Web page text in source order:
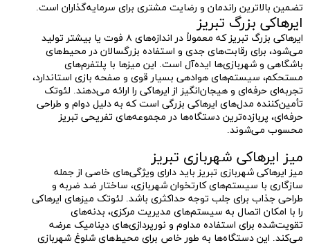
تضمین بالاترین راندمان و رضایت مشتری برای سرمایه‌گذاران است.
ایرهاکی بزرگ تبریز
ایرهاکی بزرگ تبریز که معمولاً در اندازه‌های ۸ فوت یا بیشتر تولید
می‌شود، برای رقابت‌های جدی و استفاده بزرگسالان در محیط‌های
باشگاهی و شهربازی‌ها ایده‌آل است. این میزها با پلتفرم‌های
مستحکم، سیستم‌های هوادهی بسیار قوی و صفحه بازی استاندارد،
تجربه‌ای حرفه‌ای و هیجان‌انگیز از ایرهاکی را ارائه می‌دهند. لئوتک
تأمین‌کننده مدل‌های ایرهاکی بزرگی است که به دلیل دوام و طراحی
حرفه‌ای، پربازده‌ترین دستگاه‌ها در مجموعه‌های تفریحی تبریز
محسوب می‌شوند.
میز ایرهاکی شهربازی تبریز
میز ایرهاکی شهربازی تبریز باید دارای ویژگی‌های خاصی از جمله
سازگاری با سیستم‌های کارتخوان شهربازی، ساختار ضد ضربه و
طراحی جذاب برای جلب توجه حداکثری باشد. لئوتک میزهای ایرهاکی
را با امکان اتصال به سیستم‌های مدیریت مرکزی، بدنه‌های
تقویت‌شده برای استفاده مداوم و نورپردازی‌های دینامیک عرضه
می‌کند. این دستگاه‌ها به طور خاص برای محیط‌های شلوغ شهربازی